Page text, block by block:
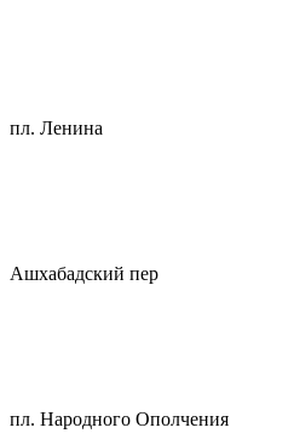
пл. Ленина
Ашхабадский пер
пл. Народного Ополчения